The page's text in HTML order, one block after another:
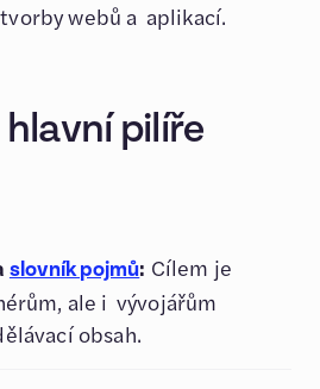
webů a aplikací.
hlavní pilíře
slovník pojmů: Cílem je
ale i vývojářům
obsah.